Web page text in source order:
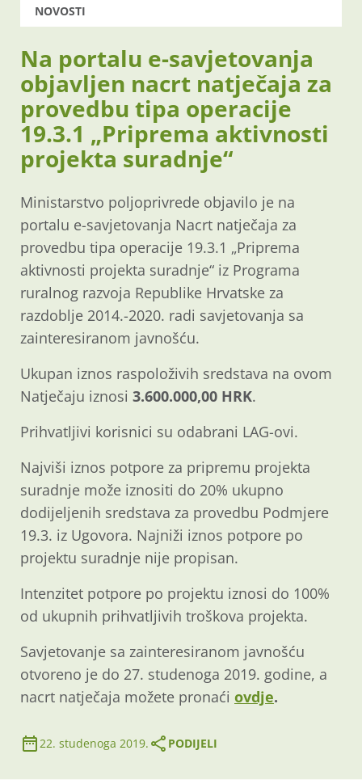
NOVOSTI
Na portalu e-savjetovanja
objavljen nacrt natječaja za
provedbu tipa operacije
19.3.1 „Priprema aktivnosti
projekta suradnje“
Ministarstvo poljoprivrede objavilo je na
portalu e-savjetovanja Nacrt natječaja za
provedbu tipa operacije 19.3.1 „Priprema
aktivnosti projekta suradnje“ iz Programa
ruralnog razvoja Republike Hrvatske za
razdoblje 2014.-2020. radi savjetovanja sa
zainteresiranom javnošću.
Ukupan iznos raspoloživih sredstava na ovom
Natječaju iznosi 3.600.000,00 HRK.
Prihvatljivi korisnici su odabrani LAG-ovi.
Najviši iznos potpore za pripremu projekta
suradnje može iznositi do 20% ukupno
dodijeljenih sredstava za provedbu Podmjere
19.3. iz Ugovora. Najniži iznos potpore po
projektu suradnje nije propisan.
Intenzitet potpore po projektu iznosi do 100%
od ukupnih prihvatljivih troškova projekta.
Savjetovanje sa zainteresiranom javnošću
otvoreno je do 27. studenoga 2019. godine, a
nacrt natječaja možete pronaći ovdje.
22. studenoga 2019. PODIJELI